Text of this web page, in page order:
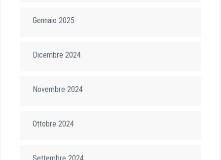
Gennaio 2025
Dicembre 2024
Novembre 2024
Ottobre 2024